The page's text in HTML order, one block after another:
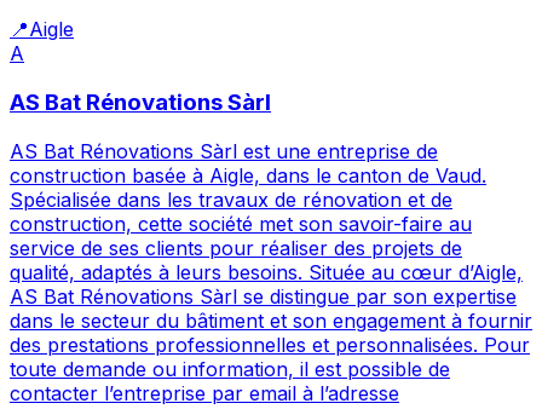
📍Aigle
A
AS Bat Rénovations Sàrl
AS Bat Rénovations Sàrl est une entreprise de
construction basée à Aigle, dans le canton de Vaud.
Spécialisée dans les travaux de rénovation et de
construction, cette société met son savoir-faire au
service de ses clients pour réaliser des projets de
qualité, adaptés à leurs besoins. Située au cœur d’Aigle,
AS Bat Rénovations Sàrl se distingue par son expertise
dans le secteur du bâtiment et son engagement à fournir
des prestations professionnelles et personnalisées. Pour
toute demande ou information, il est possible de
contacter l’entreprise par email à l’adresse